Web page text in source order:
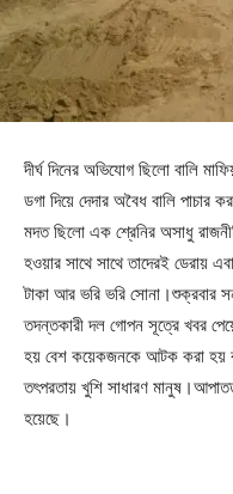
দীর্ঘ দিনের অভিযোগ ছিলো বালি
ডগা দিয়ে দেদার অবৈধ বালি
মদত ছিলো এক শ্রেনির অসাধু
হওয়ার সাথে সাথে তাদেরই ডেরায়
টাকা আর ভরি ভরি সোনা।শুক্রবার
তদন্তকারী দল গোপন সূত্রে খবর
হয় বেশ কয়েকজনকে আটক করা হয়
তৎপরতায় খুশি সাধারণ
হয়েছে।